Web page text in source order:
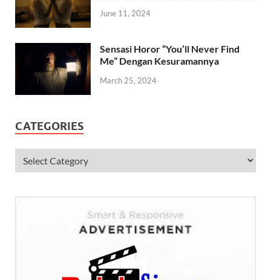
June 11, 2024
Sensasi Horor “You’ll Never Find
Me” Dengan Kesuramannya
March 25, 2024
CATEGORIES